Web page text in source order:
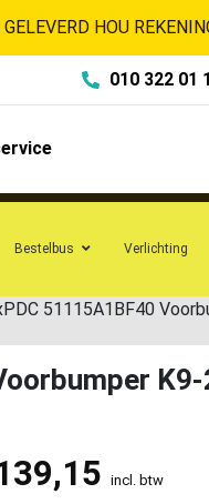
HOU
010 322 01
Bestelbus Verlichting
51115A1BF40
incl. btw